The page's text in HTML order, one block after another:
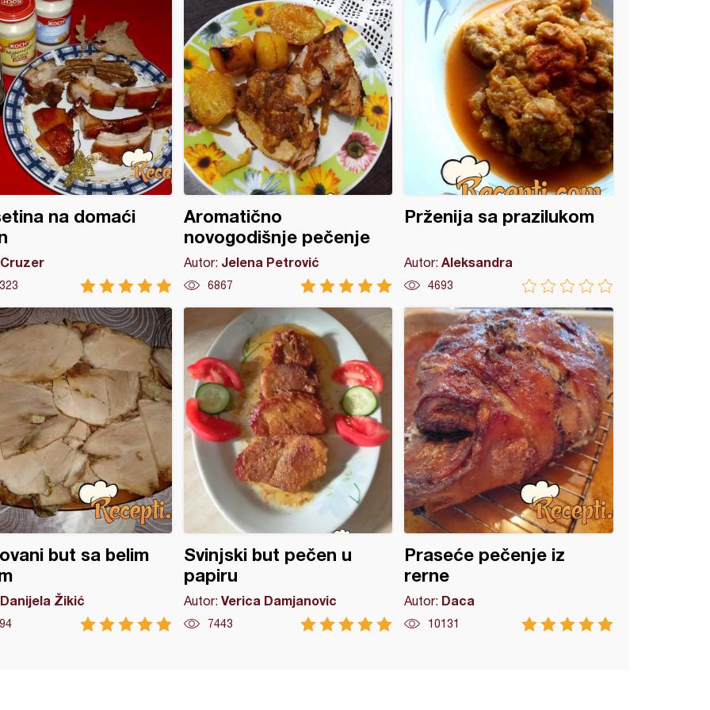
na domaći
Cruzer
Aromatično
novogodišnje pečenje
Autor: Jelena Petrović
6867
Prženija sa prazilukom
Autor:Aleksandra
4693
but sa belim
Danijela Žikić
Svinjski but pečen u
papiru
Autor: Verica Damjanovic
7443
Praseće pečenje iz
rerne
Autor: Daca
10131